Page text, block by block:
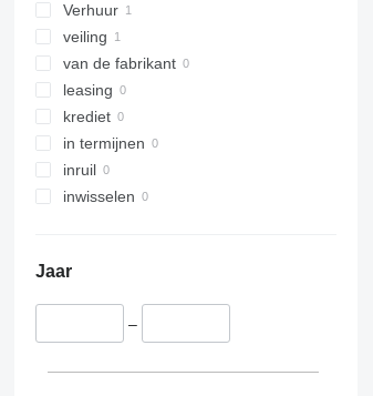
Verhuur
veiling
van de fabrikant
leasing
krediet
in termijnen
inruil
inwisselen
Jaar
–